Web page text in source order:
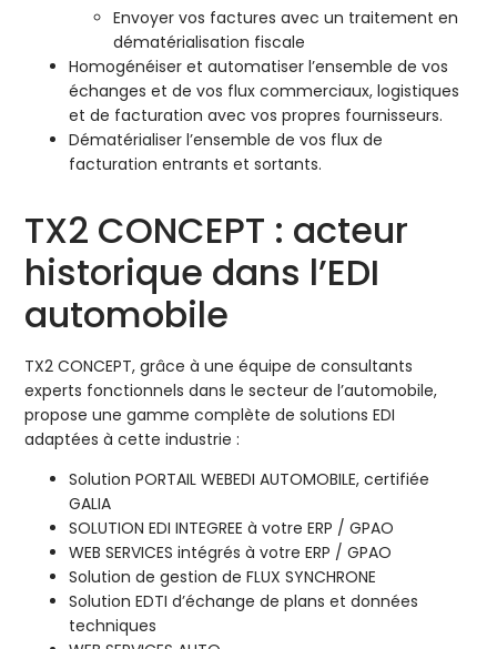
Envoyer vos factures avec un traitement en
dématérialisation fiscale
Homogénéiser et automatiser l’ensemble de vos
échanges et de vos flux commerciaux, logistiques
et de facturation avec vos propres fournisseurs.
Dématérialiser l’ensemble de vos flux de
facturation entrants et sortants.
TX2 CONCEPT : acteur
historique dans l’EDI
automobile
TX2 CONCEPT, grâce à une équipe de consultants
experts fonctionnels dans le secteur de l’automobile,
propose une gamme complète de solutions EDI
adaptées à cette industrie :
Solution PORTAIL WEBEDI AUTOMOBILE, certifiée
GALIA
SOLUTION EDI INTEGREE à votre ERP / GPAO
WEB SERVICES intégrés à votre ERP / GPAO
Solution de gestion de FLUX SYNCHRONE
Solution EDTI d’échange de plans et données
techniques